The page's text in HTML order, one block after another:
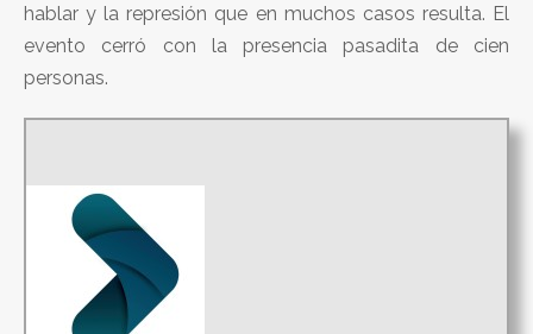
hablar y la represión que en muchos casos resulta. El
evento cerró con la presencia pasadita de cien
personas.